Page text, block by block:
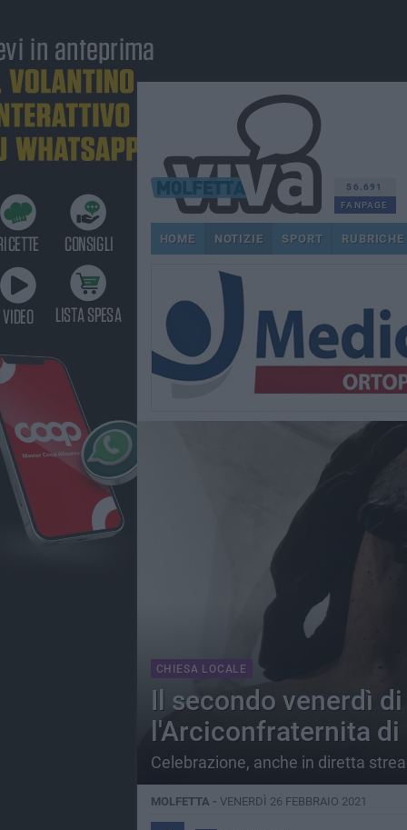
56.691
FANPAGE
HOME NOTIZIE SPORT RUBRICHE
CHIESA LOCALE
Il secondo venerdì
l'Arciconfraternita
Celebrazione, anche in diretta
MOLFETTA - VENERDÌ 26 FEBBRAIO 2021